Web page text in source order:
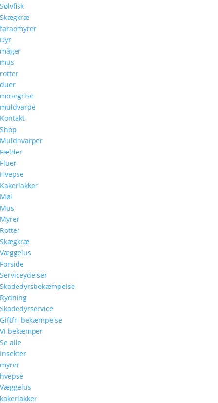
Sølvfisk
Skægkræ
faraomyrer
Dyr
måger
mus
rotter
duer
mosegrise
muldvarpe
Kontakt
Shop
Muldhvarper
Fælder
Fluer
Hvepse
Kakerlakker
Møl
Mus
Myrer
Rotter
Skægkræ
Væggelus
Forside
Serviceydelser
Skadedyrsbekæmpelse
Rydning
Skadedyrservice
Giftfri bekæmpelse
Vi bekæmper
Se alle
Insekter
myrer
hvepse
Væggelus
kakerlakker